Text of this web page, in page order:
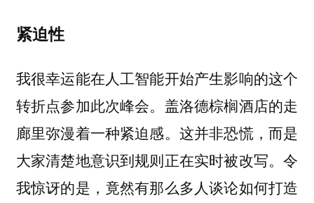
紧迫性
我很幸运能在人工智能开始产生影响的这个
转折点参加此次峰会。盖洛德棕榈酒店的走
廊里弥漫着一种紧迫感。这并非恐慌，而是
大家清楚地意识到规则正在实时被改写。令
我惊讶的是，竟然有那么多人谈论如何打造